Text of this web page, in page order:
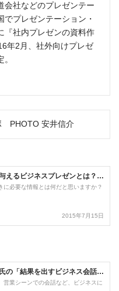
会社などのプレゼンテー
プレゼンテーション・
『社内プレゼンの資料作
年2月、社外向けプレゼ
PHOTO 安井信介